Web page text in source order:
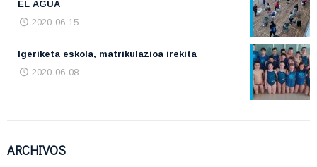
EL AGUA
2020-06-15
Igeriketa eskola, matrikulazioa irekita
2020-06-08
ARCHIVOS